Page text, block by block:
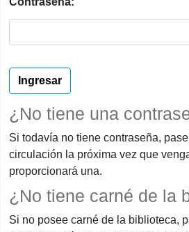
¿No tiene una
Si todavía no tiene contraseña,
circulación la próxima vez que
proporcionará una.
¿No tiene carné de la
Si no posee carné de la biblioteca,